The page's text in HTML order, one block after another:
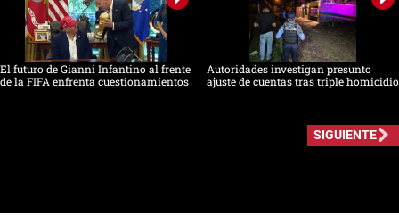
El futuro de Gianni Infantino al frente
de la FIFA enfrenta cuestionamientos
Autoridades investigan presunto
ajuste de cuentas tras triple homicidio
SIGUIENTE